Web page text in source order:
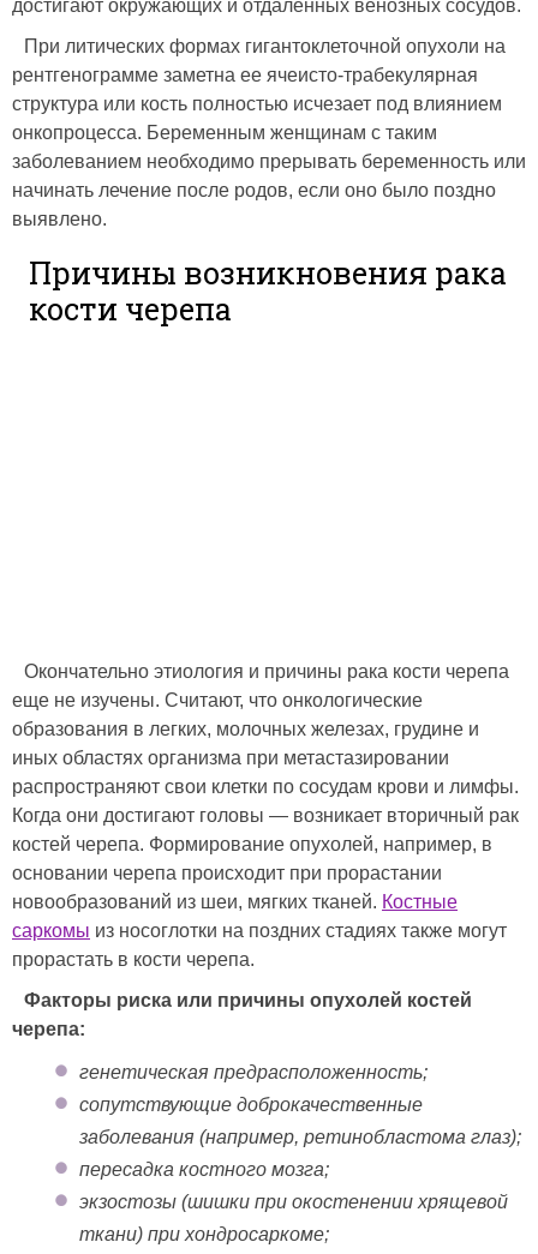
достигают окружающих и отдаленных венозных сосудов.
При литических формах гигантоклеточной опухоли на
рентгенограмме заметна ее ячеисто-трабекулярная
структура или кость полностью исчезает под влиянием
онкопроцесса. Беременным женщинам с таким
заболеванием необходимо прерывать беременность или
начинать лечение после родов, если оно было поздно
выявлено.
Причины возникновения рака
кости черепа
Окончательно этиология и причины рака кости черепа
еще не изучены. Считают, что онкологические
образования в легких, молочных железах, грудине и
иных областях организма при метастазировании
распространяют свои клетки по сосудам крови и лимфы.
Когда они достигают головы — возникает вторичный рак
костей черепа. Формирование опухолей, например, в
основании черепа происходит при прорастании
новообразований из шеи, мягких тканей. Костные
саркомы из носоглотки на поздних стадиях также могут
прорастать в кости черепа.
Факторы риска или причины опухолей костей
черепа:
генетическая предрасположенность;
сопутствующие доброкачественные
заболевания (например, ретинобластома глаз);
пересадка костного мозга;
экзостозы (шишки при окостенении хрящевой
ткани) при хондросаркоме;